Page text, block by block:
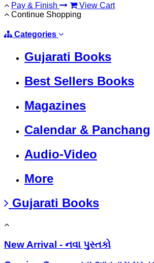
Pay & Finish
View Cart
Continue Shopping
Categories
Gujarati Books
Best Sellers Books
Magazines
Calendar & Panchang
Audio-Video
More
Gujarati Books
New Arrival - નવા પુસ્તકો